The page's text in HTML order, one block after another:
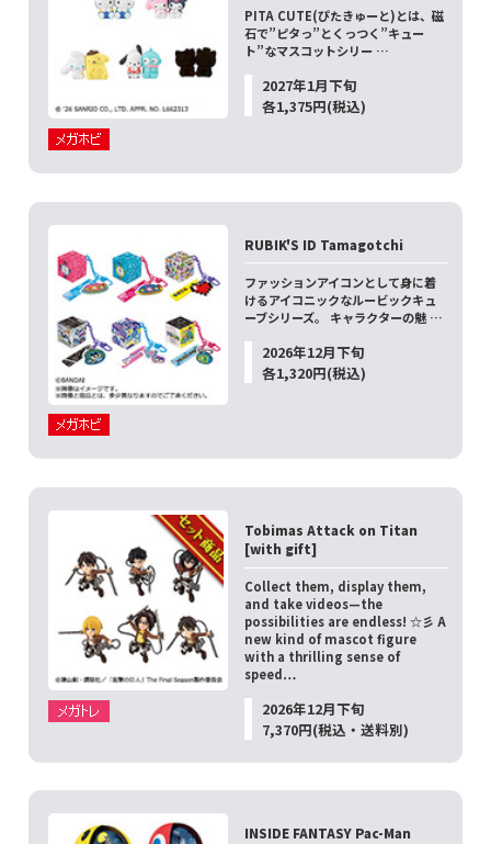
PITA CUTE(ぴたきゅーと)とは、磁
石で”ピタっ”とくっつく”キュー
ト”なマスコットシリー …
2027年1月下旬
各1,375円(税込)
RUBIK'S ID Tamagotchi
ファッションアイコンとして身に着
けるアイコニックなルービックキュ
ーブシリーズ。 キャラクターの魅 …
2026年12月下旬
各1,320円(税込)
Tobimas Attack on Titan
[with gift]
Collect them, display them,
and take videos—the
possibilities are endless! ☆彡 A
new kind of mascot figure
with a thrilling sense of
speed…
2026年12月下旬
7,370円(税込・送料別)
INSIDE FANTASY Pac-Man